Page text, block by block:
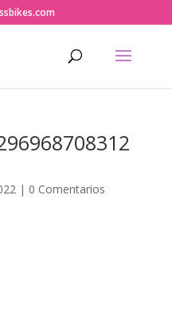
| 0 Comentarios